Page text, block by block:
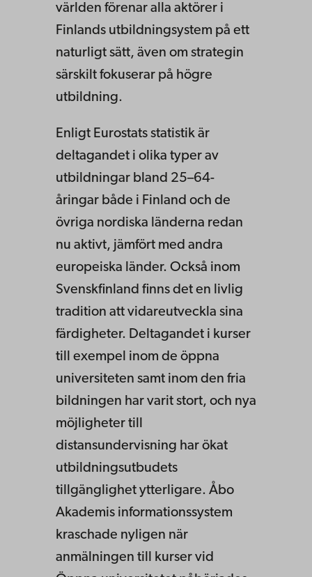
världen förenar alla aktörer i
Finlands utbildningsystem på ett
naturligt sätt, även om strategin
särskilt fokuserar på högre
utbildning.
Enligt Eurostats statistik är
deltagandet i olika typer av
utbildningar bland 25–64-
åringar både i Finland och de
övriga nordiska länderna redan
nu aktivt, jämfört med andra
europeiska länder. Också inom
Svenskfinland finns det en livlig
tradition att vidareutveckla sina
färdigheter. Deltagandet i kurser
till exempel inom de öppna
universiteten samt inom den fria
bildningen har varit stort, och nya
möjligheter till
distansundervisning har ökat
utbildningsutbudets
tillgänglighet ytterligare. Åbo
Akademis informationssystem
kraschade nyligen när
anmälningen till kurser vid